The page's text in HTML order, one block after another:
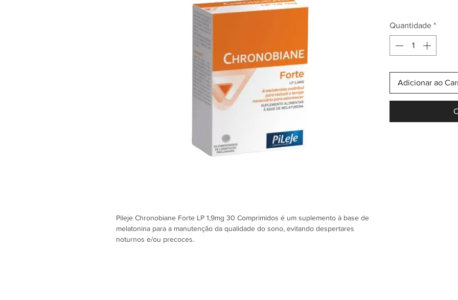
Pileje Chronobiane Forte LP 1,9mg 30 Comprimidos é um suplemento à base de
melatonina para a manutenção da qualidade do sono, evitando despertares
noturnos e/ou precoces.
Quantidade *
Adicionar ao